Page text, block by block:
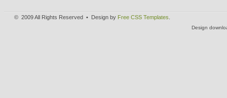
© 2009 All Rights Reserved • Design by Free CSS Templates.
Design